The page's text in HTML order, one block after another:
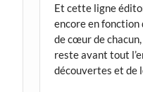
Et cette ligne
encore en fonction
de cœur de
reste avant tout
découvertes et de